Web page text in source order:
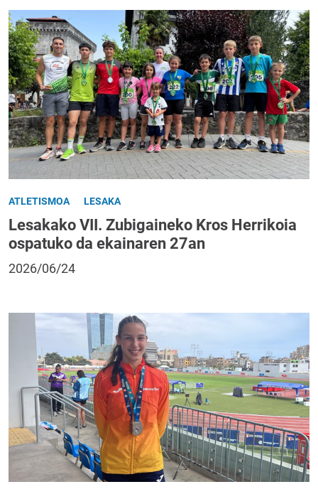
ATLETISMOA LESAKA
Lesakako VII. Zubigaineko Kros Herrikoia
ospatuko da ekainaren 27an
2026/06/24